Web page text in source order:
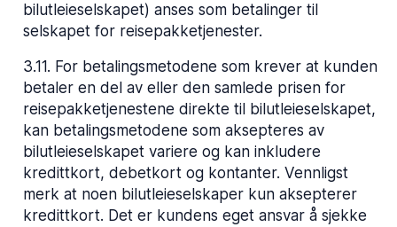
bilutleieselskapet) anses som betalinger til
selskapet for reisepakketjenester.
3.11. For betalingsmetodene som krever at kunden
betaler en del av eller den samlede prisen for
reisepakketjenestene direkte til bilutleieselskapet,
kan betalingsmetodene som aksepteres av
bilutleieselskapet variere og kan inkludere
kredittkort, debetkort og kontanter. Vennligst
merk at noen bilutleieselskaper kun aksepterer
kredittkort. Det er kundens eget ansvar å sjekke